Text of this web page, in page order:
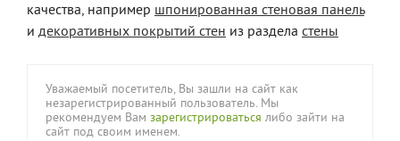
качества, например шпонированная стеновая панель
и декоративных покрытий стен из раздела стены
Уважаемый посетитель, Вы зашли на сайт как
незарегистрированный пользователь. Мы
рекомендуем Вам зарегистрироваться либо зайти на
сайт под своим именем.